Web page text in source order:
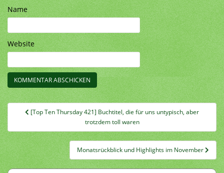
Name
Website
Beitragsnavigation
[Top Ten Thursday 421] Buchtitel, die für uns untypisch, aber
trotzdem toll waren
Monatsrückblick und Highlights im November